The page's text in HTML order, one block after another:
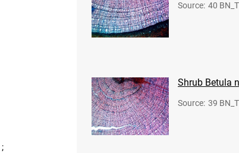
;
Source: 40 BN_T
Shrub Betula
Source: 39 BN_T